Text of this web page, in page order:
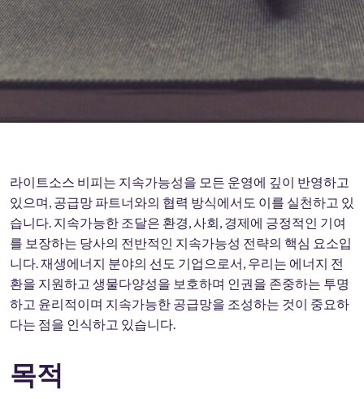
라이트소스 비피는 지속가능성을 모든 운영에 깊이 반영하고
있으며, 공급망 파트너와의 협력 방식에서도 이를 실천하고 있
습니다. 지속가능한 조달은 환경, 사회, 경제에 긍정적인 기여
를 보장하는 당사의 전반적인 지속가능성 전략의 핵심 요소입
니다. 재생에너지 분야의 선도 기업으로서, 우리는 에너지 전
환을 지원하고 생물다양성을 보호하며 인권을 존중하는 투명
하고 윤리적이며 지속가능한 공급망을 조성하는 것이 중요하
다는 점을 인식하고 있습니다.
목적